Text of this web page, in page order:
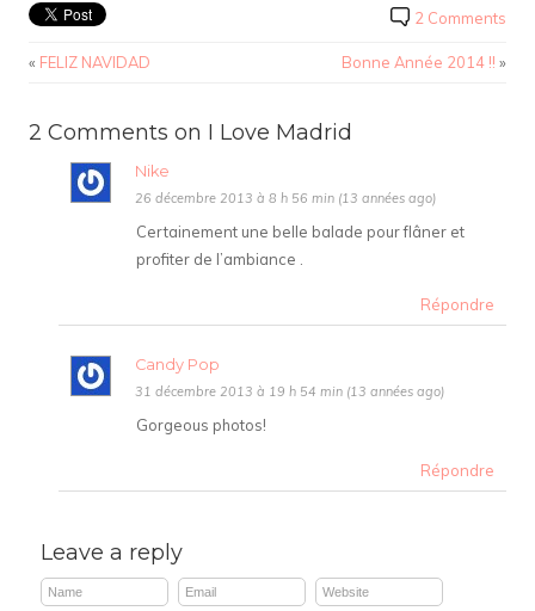
2 Comments
« FELIZ NAVIDAD Bonne Année 2014 !! »
2 Comments on I Love Madrid
Nike
26 décembre 2013 à 8 h 56 min (13 années ago)
Certainement une belle balade pour flâner et
profiter de l’ambiance .
Répondre
Candy Pop
31 décembre 2013 à 19 h 54 min (13 années ago)
Gorgeous photos!
Répondre
Leave a reply